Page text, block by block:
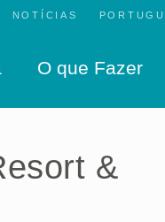
NOTÍCIAS
O que Fazer
&